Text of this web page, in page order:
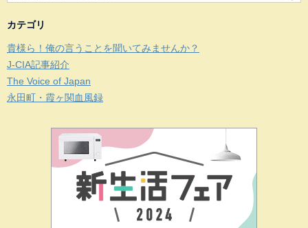
カテゴリ
貴様ら！俺の言うことを聞いてみませんか？
J-CIA記事紹介
The Voice of Japan
永田町・霞ヶ関血風録